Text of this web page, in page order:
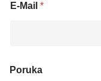
E-Mail *
Poruka